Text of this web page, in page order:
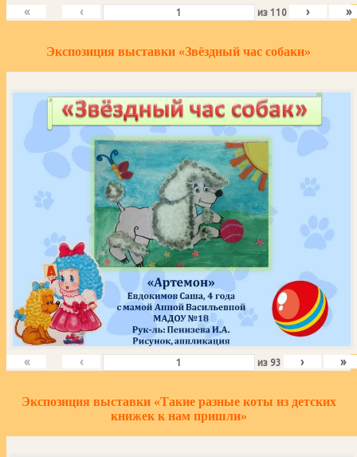
« ‹ из 110 › »
Экспозиция выставки «Звёздный час собаки»
« ‹ из 93 › »
Экспозиция выставки «Такие разные коты из детских
книжек к нам пришли»